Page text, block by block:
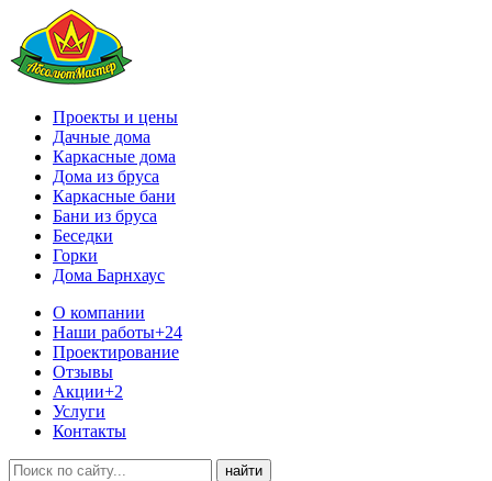
Проекты и цены
Дачные дома
Каркасные дома
Дома из бруса
Каркасные бани
Бани из бруса
Беседки
Горки
Дома Барнхаус
О компании
Наши работы+24
Проектирование
Отзывы
Акции+2
Услуги
Контакты